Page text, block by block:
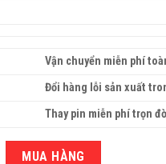
Vận chuyển miễn phí
Đổi hàng lỗi sản xuất
Thay pin miễn phí trọn
MUA HÀNG